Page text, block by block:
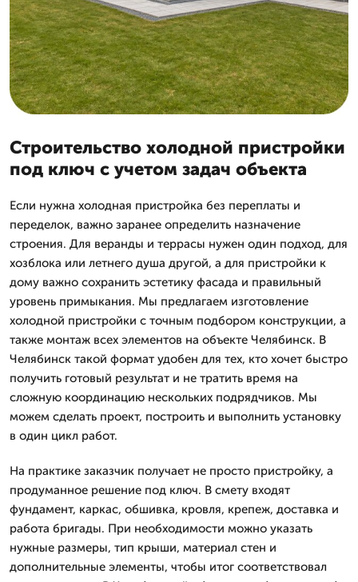
Строительство холодной пристройки
под ключ с учетом задач объекта
Если нужна холодная пристройка без переплаты и
переделок, важно заранее определить назначение
строения. Для веранды и террасы нужен один подход, для
хозблока или летнего душа другой, а для пристройки к
дому важно сохранить эстетику фасада и правильный
уровень примыкания. Мы предлагаем изготовление
холодной пристройки с точным подбором конструкции, а
также монтаж всех элементов на объекте Челябинск. В
Челябинск такой формат удобен для тех, кто хочет быстро
получить готовый результат и не тратить время на
сложную координацию нескольких подрядчиков. Мы
можем сделать проект, построить и выполнить установку
в один цикл работ.
На практике заказчик получает не просто пристройку, а
продуманное решение под ключ. В смету входят
фундамент, каркас, обшивка, кровля, крепеж, доставка и
работа бригады. При необходимости можно указать
нужные размеры, тип крыши, материал стен и
дополнительные элементы, чтобы итог соответствовал